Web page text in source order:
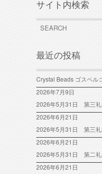
サイト内検索
最近の投稿
Crystal Beads ゴスペル
2026年7月9日
2026年5月31日 第三
2026年6月21日
2026年5月31日 第三
2026年6月21日
2026年5月31日 第二
2026年6月21日